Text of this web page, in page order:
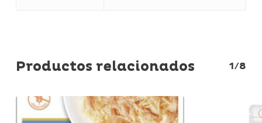
Productos relacionados 1/8